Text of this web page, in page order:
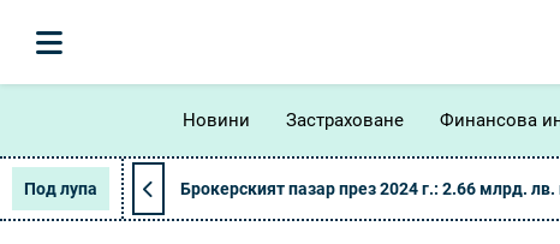
Новини Застраховане Финансова
Под лупа Брокерският пазар през 2024 г.: 2.66 млрд.